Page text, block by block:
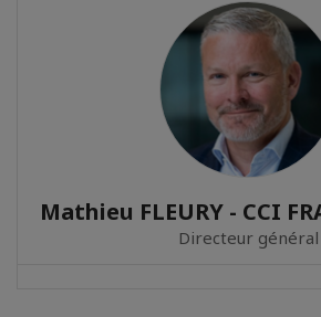
Mathieu FLEURY - CCI
Directeur général